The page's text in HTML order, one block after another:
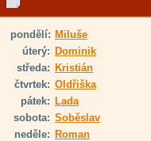
pondělí: Miluše
úterý: Dominik
středa: Kristián
čtvrtek: Oldřiška
pátek: Lada
sobota: Soběslav
neděle: Roman